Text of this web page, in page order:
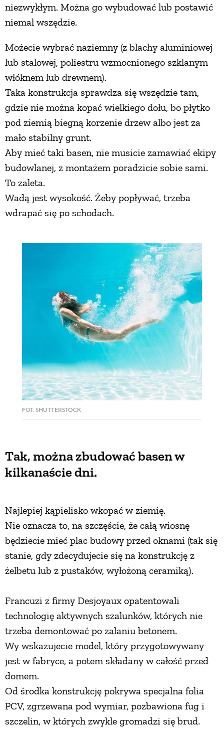
niezwykłym. Można go wybudować lub postawić
niemal wszędzie.
Możecie wybrać naziemny (z blachy aluminiowej
lub stalowej, poliestru wzmocnionego szklanym
włóknem lub drewnem).
Taka konstrukcja sprawdza się wszędzie tam,
gdzie nie można kopać wielkiego dołu, bo płytko
pod ziemią biegną korzenie drzew albo jest za
mało stabilny grunt.
Aby mieć taki basen, nie musicie zamawiać ekipy
budowlanej, z montażem poradzicie sobie sami.
To zaleta.
Wadą jest wysokość. Żeby popływać, trzeba
wdrapać się po schodach.
FOT. SHUTTERSTOCK
Tak, można zbudować basen w
kilkanaście dni.
Najlepiej kąpielisko wkopać w ziemię.
Nie oznacza to, na szczęście, że całą wiosnę
będziecie mieć plac budowy przed oknami (tak się
stanie, gdy zdecydujecie się na konstrukcję z
żelbetu lub z pustaków, wyłożoną ceramiką).
Francuzi z firmy Desjoyaux opatentowali
technologię aktywnych szalunków, których nie
trzeba demontować po zalaniu betonem.
Wy wskazujecie model, który przygotowywany
jest w fabryce, a potem składany w całość przed
domem.
Od środka konstrukcję pokrywa specjalna folia
PCV, zgrzewana pod wymiar, pozbawiona fug i
szczelin, w których zwykle gromadzi się brud.